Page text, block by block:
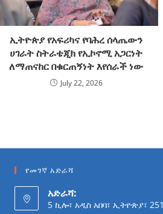
ኢትዮጵያ የአፍሪካና የባሕረ ሰላጤውን
ሀገራት ስትራቴጂክ የኢኮኖሚ አጋርነት
ለማጠናከር በቁርጠኝነት እየሰራች ነው
July 22, 2026
የመገኛ አድራሻ
አድራሻ:
5 ኪሎ፣ አዲስ አበባ፣ ኢትዮጵያ፣ 251